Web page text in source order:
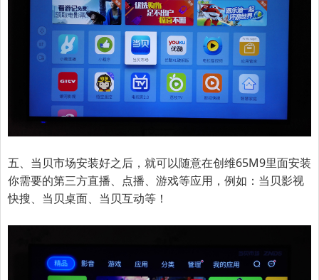
五、当贝市场安装好之后，就可以随意在创维65M9里面安装
你需要的第三方直播、点播、游戏等应用，例如：当贝影视
快搜、当贝桌面、当贝互动等！